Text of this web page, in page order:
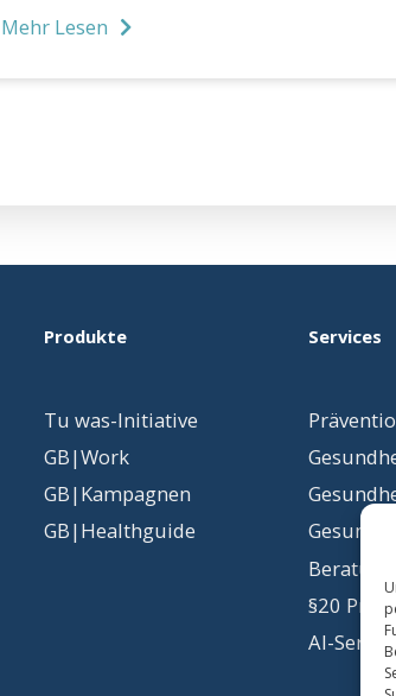
Mehr Lesen
Produkte
Tu was-Initiative
GB|Work
GB|Kampagnen
GB|Healthguide
Services
Beratung
§20
AI-